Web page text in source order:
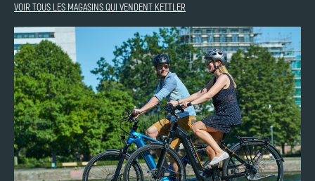
VOIR TOUS LES MAGASINS QUI VENDENT KETTLER